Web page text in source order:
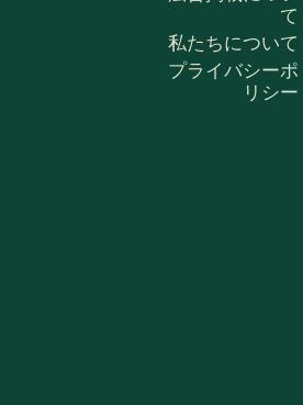
て
私たちについて
プライバシーポ
リシー